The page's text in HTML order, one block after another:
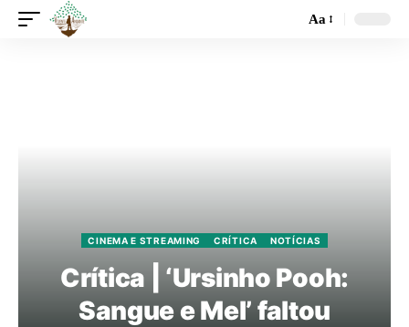
Aa
CINEMA E STREAMING CRÍTICA NOTÍCIAS
Crítica | ‘Ursinho Pooh:
Sangue e Mel’ faltou